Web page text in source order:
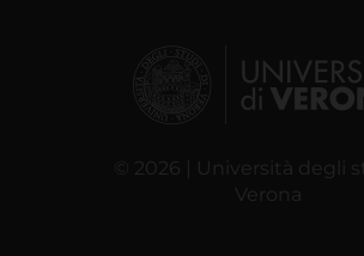
© 2026 | Università degli
Verona